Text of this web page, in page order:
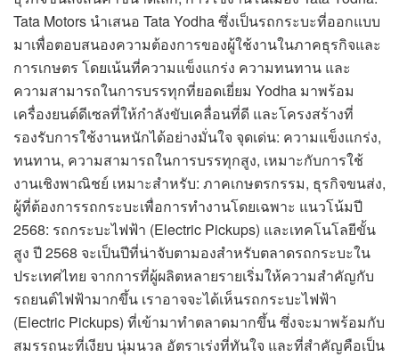
Tata Motors นำเสนอ Tata Yodha ซึ่งเป็นรถกระบะที่ออกแบบ
มาเพื่อตอบสนองความต้องการของผู้ใช้งานในภาคธุรกิจและ
การเกษตร โดยเน้นที่ความแข็งแกร่ง ความทนทาน และ
ความสามารถในการบรรทุกที่ยอดเยี่ยม Yodha มาพร้อม
เครื่องยนต์ดีเซลที่ให้กำลังขับเคลื่อนที่ดี และโครงสร้างที่
รองรับการใช้งานหนักได้อย่างมั่นใจ จุดเด่น: ความแข็งแกร่ง,
ทนทาน, ความสามารถในการบรรทุกสูง, เหมาะกับการใช้
งานเชิงพาณิชย์ เหมาะสำหรับ: ภาคเกษตรกรรม, ธุรกิจขนส่ง,
ผู้ที่ต้องการรถกระบะเพื่อการทำงานโดยเฉพาะ แนวโน้มปี
2568: รถกระบะไฟฟ้า (Electric Pickups) และเทคโนโลยีขั้น
สูง ปี 2568 จะเป็นปีที่น่าจับตามองสำหรับตลาดรถกระบะใน
ประเทศไทย จากการที่ผู้ผลิตหลายรายเริ่มให้ความสำคัญกับ
รถยนต์ไฟฟ้ามากขึ้น เราอาจจะได้เห็นรถกระบะไฟฟ้า
(Electric Pickups) ที่เข้ามาทำตลาดมากขึ้น ซึ่งจะมาพร้อมกับ
สมรรถนะที่เงียบ นุ่มนวล อัตราเร่งที่ทันใจ และที่สำคัญคือเป็น